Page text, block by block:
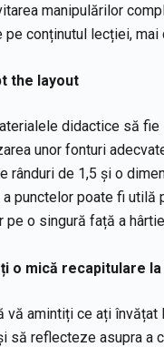
manipulărilor
pe conținutul lecției,
the layout
didactice să
unor fonturi
rânduri de 1,5 și o
punctelor poate fi utilă
pe o singură față a
ți o mică recapitulare
vă amintiți ce ați
să reflecteze asupra a